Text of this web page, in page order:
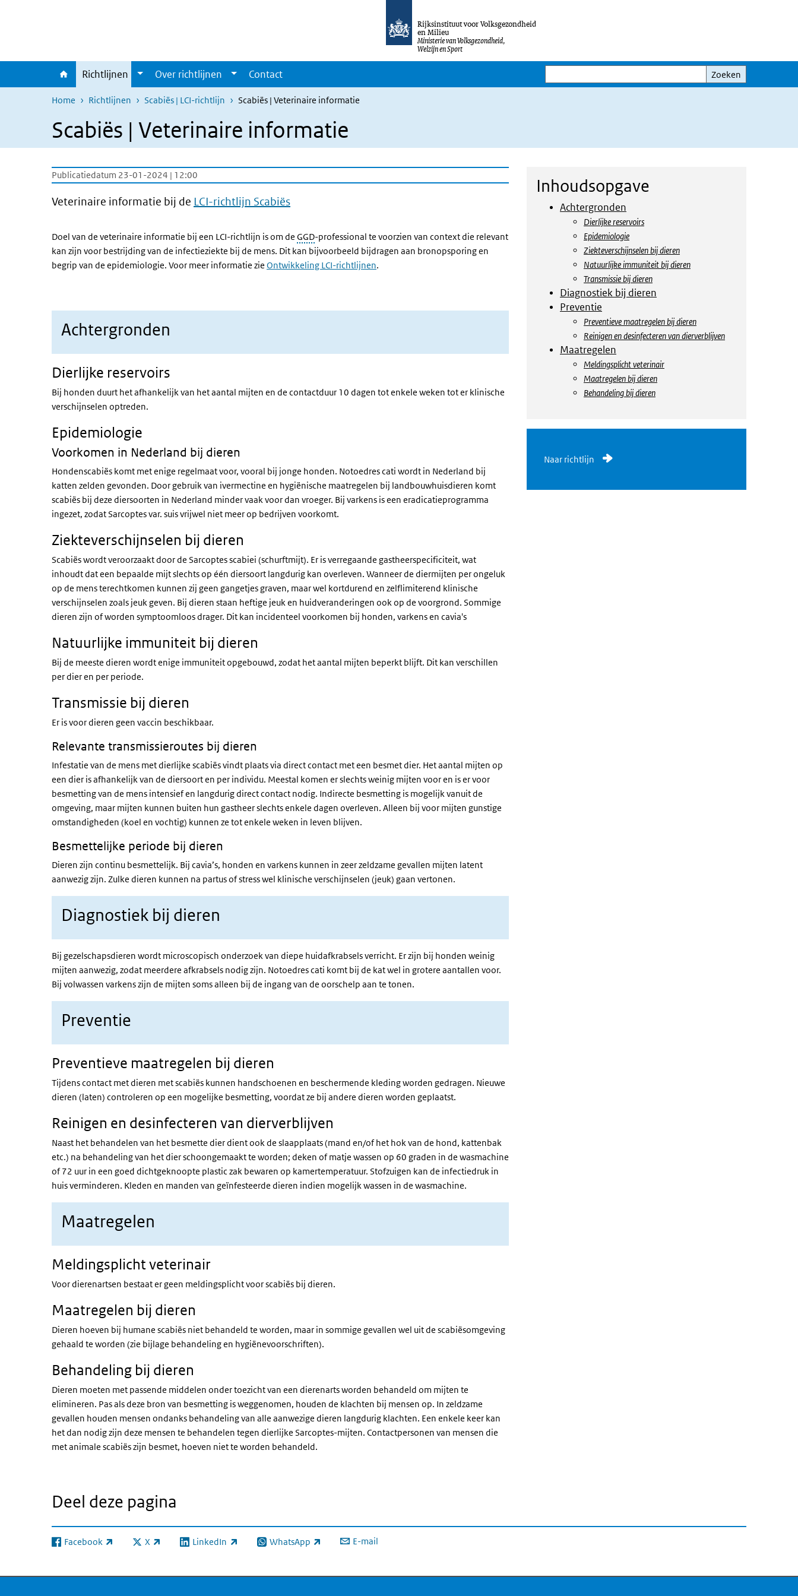
Rijksinstituut voor Volksgezondheid
en Milieu
Ministerie van Volksgezondheid,
Welzijn en Sport
Richtlijnen Over richtlijnen Contact
Zoeken
Zoeken
Home Richtlijnen Scabiës | LCI-richtlijn Scabiës | Veterinaire informatie
Scabiës | Veterinaire informatie
Publicatiedatum 23-01-2024 | 12:00
Veterinaire informatie bij de LCI-richtlijn Scabiës
Doel van de veterinaire informatie bij een LCI-richtlijn is om de GGD-professional te voorzien van context die relevant
kan zijn voor bestrijding van de infectieziekte bij de mens. Dit kan bijvoorbeeld bijdragen aan bronopsporing en
begrip van de epidemiologie. Voor meer informatie zie Ontwikkeling LCI-richtlijnen.
Achtergronden
Dierlijke reservoirs
Bij honden duurt het afhankelijk van het aantal mijten en de contactduur 10 dagen tot enkele weken tot er klinische
verschijnselen optreden.
Epidemiologie
Voorkomen in Nederland bij dieren
Hondenscabiës komt met enige regelmaat voor, vooral bij jonge honden. Notoedres cati wordt in Nederland bij
katten zelden gevonden. Door gebruik van ivermectine en hygiënische maatregelen bij landbouwhuisdieren komt
scabiës bij deze diersoorten in Nederland minder vaak voor dan vroeger. Bij varkens is een eradicatieprogramma
ingezet, zodat Sarcoptes var. suis vrijwel niet meer op bedrijven voorkomt.
Ziekteverschijnselen bij dieren
Scabiës wordt veroorzaakt door de Sarcoptes scabiei (schurftmijt). Er is verregaande gastheerspecificiteit, wat
inhoudt dat een bepaalde mijt slechts op één diersoort langdurig kan overleven. Wanneer de diermijten per ongeluk
op de mens terechtkomen kunnen zij geen gangetjes graven, maar wel kortdurend en zelflimiterend klinische
verschijnselen zoals jeuk geven. Bij dieren staan heftige jeuk en huidveranderingen ook op de voorgrond. Sommige
dieren zijn of worden symptoomloos drager. Dit kan incidenteel voorkomen bij honden, varkens en cavia's
Natuurlijke immuniteit bij dieren
Bij de meeste dieren wordt enige immuniteit opgebouwd, zodat het aantal mijten beperkt blijft. Dit kan verschillen
per dier en per periode.
Transmissie bij dieren
Er is voor dieren geen vaccin beschikbaar.
Relevante transmissieroutes bij dieren
Infestatie van de mens met dierlijke scabiës vindt plaats via direct contact met een besmet dier. Het aantal mijten op
een dier is afhankelijk van de diersoort en per individu. Meestal komen er slechts weinig mijten voor en is er voor
besmetting van de mens intensief en langdurig direct contact nodig. Indirecte besmetting is mogelijk vanuit de
omgeving, maar mijten kunnen buiten hun gastheer slechts enkele dagen overleven. Alleen bij voor mijten gunstige
omstandigheden (koel en vochtig) kunnen ze tot enkele weken in leven blijven.
Besmettelijke periode bij dieren
Dieren zijn continu besmettelijk. Bij cavia’s, honden en varkens kunnen in zeer zeldzame gevallen mijten latent
aanwezig zijn. Zulke dieren kunnen na partus of stress wel klinische verschijnselen (jeuk) gaan vertonen.
Diagnostiek bij dieren
Bij gezelschapsdieren wordt microscopisch onderzoek van diepe huidafkrabsels verricht. Er zijn bij honden weinig
mijten aanwezig, zodat meerdere afkrabsels nodig zijn. Notoedres cati komt bij de kat wel in grotere aantallen voor.
Bij volwassen varkens zijn de mijten soms alleen bij de ingang van de oorschelp aan te tonen.
Preventie
Preventieve maatregelen bij dieren
Tijdens contact met dieren met scabiës kunnen handschoenen en beschermende kleding worden gedragen. Nieuwe
dieren (laten) controleren op een mogelijke besmetting, voordat ze bij andere dieren worden geplaatst.
Reinigen en desinfecteren van dierverblijven
Naast het behandelen van het besmette dier dient ook de slaapplaats (mand en/of het hok van de hond, kattenbak
etc.) na behandeling van het dier schoongemaakt te worden; deken of matje wassen op 60 graden in de wasmachine
of 72 uur in een goed dichtgeknoopte plastic zak bewaren op kamertemperatuur. Stofzuigen kan de infectiedruk in
huis verminderen. Kleden en manden van geïnfesteerde dieren indien mogelijk wassen in de wasmachine.
Maatregelen
Meldingsplicht veterinair
Voor dierenartsen bestaat er geen meldingsplicht voor scabiës bij dieren.
Maatregelen bij dieren
Dieren hoeven bij humane scabiës niet behandeld te worden, maar in sommige gevallen wel uit de scabiësomgeving
gehaald te worden (zie bijlage behandeling en hygiënevoorschriften).
Behandeling bij dieren
Dieren moeten met passende middelen onder toezicht van een dierenarts worden behandeld om mijten te
elimineren. Pas als deze bron van besmetting is weggenomen, houden de klachten bij mensen op. In zeldzame
gevallen houden mensen ondanks behandeling van alle aanwezige dieren langdurig klachten. Een enkele keer kan
het dan nodig zijn deze mensen te behandelen tegen dierlijke Sarcoptes-mijten. Contactpersonen van mensen die
met animale scabiës zijn besmet, hoeven niet te worden behandeld.
Inhoudsopgave
Achtergronden
Dierlijke reservoirs
Epidemiologie
Ziekteverschijnselen bij dieren
Natuurlijke immuniteit bij dieren
Transmissie bij dieren
Diagnostiek bij dieren
Preventie
Preventieve maatregelen bij dieren
Reinigen en desinfecteren van dierverblijven
Maatregelen
Meldingsplicht veterinair
Maatregelen bij dieren
Behandeling bij dieren
Naar richtlijn
Deel deze pagina
Facebook
(externe link) X
(externe link) LinkedIn
(externe link) WhatsApp
(externe link) E-mail